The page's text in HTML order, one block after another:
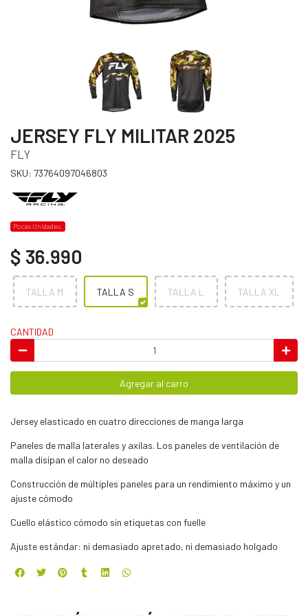
JERSEY FLY MILITAR 2025
FLY
SKU: 73764097046803
Pocas Unidades.
$ 36.990
TALLA M TALLA S TALLA L TALLA XL
CANTIDAD
Agregar al carro
Jersey elasticado en cuatro direcciones de manga larga
Paneles de malla laterales y axilas. Los paneles de ventilación de
malla disipan el calor no deseado
Construcción de múltiples paneles para un rendimiento máximo y un
ajuste cómodo
Cuello elástico cómodo sin etiquetas con fuelle
Ajuste estándar: ni demasiado apretado, ni demasiado holgado